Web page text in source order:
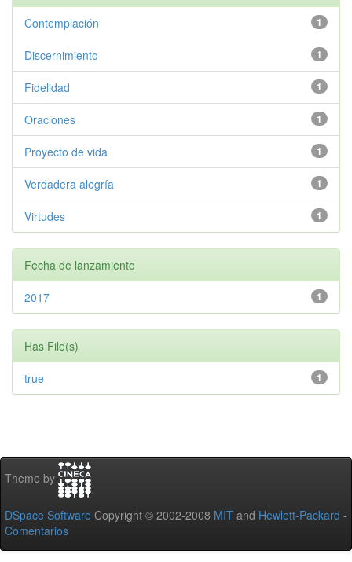
1
Contemplación
1
Discernimiento
1
Fidelidad
1
Oraciones
1
Proyecto de vida
1
Verdadera alegría
1
Virtudes
Fecha de lanzamiento
1
2017
Has File(s)
1
true
Theme by
DSpace Software Copyright © 2002-2008 MIT and Hewlett-Packard -
Comentarios